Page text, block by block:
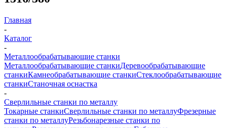
Главная
-
Каталог
-
Металлообрабатывающие станки
Металлообрабатывающие станкиДеревообрабатывающие
станкиКамнеобрабатывающие станкиСтеклообрабатывающие
станкиСтаночная оснастка
-
Сверлильные станки по металлу
Токарные станкиСверлильные станки по металлуФрезерные
станки по металлуРезьбонарезные станки по